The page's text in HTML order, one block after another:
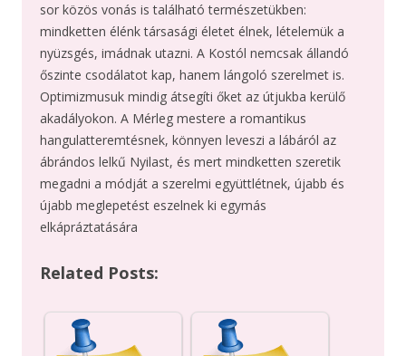
sor közös vonás is található természetükben:
mindketten élénk társasági életet élnek, lételemük a
nyüzsgés, imádnak utazni. A Kostól nemcsak állandó
őszinte csodálatot kap, hanem lángoló szerelmet is.
Optimizmusuk mindig átsegíti őket az útjukba kerülő
akadályokon. A Mérleg mestere a romantikus
hangulatteremtésnek, könnyen leveszi a lábáról az
ábrándos lelkű Nyilast, és mert mindketten szeretik
megadni a módját a szerelmi együttlétnek, újabb és
újabb meglepetést eszelnek ki egymás
elkápráztatására
Related Posts: